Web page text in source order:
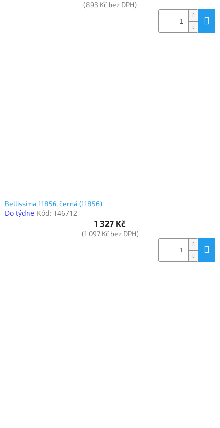
(893 Kč bez DPH)
Bellissima 11856, černá (11856)
Do týdne Kód: 146712
1 327 Kč
(1 097 Kč bez DPH)